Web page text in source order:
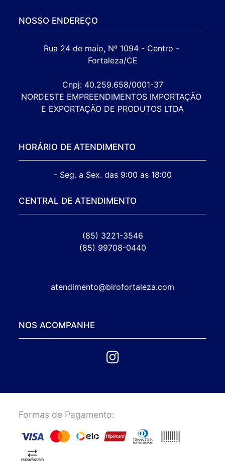
NOSSO ENDEREÇO
Rua 24 de maio, Nº 1094 - Centro -
Fortaleza/CE
Cnpj: 40.259.658/0001-37
NORDESTE EMPREENDIMENTOS IMPORTAÇÃO
E EXPORTAÇÃO DE PRODUTOS LTDA
HORÁRIO DE ATENDIMENTO
- Seg. a Sex. das 9:00 as 18:00
CENTRAL DE ATENDIMENTO
(85) 3221-3546
(85) 99708-0440
atendimento@birofortaleza.com
NOS ACOMPANHE
Formas de Pagamento: